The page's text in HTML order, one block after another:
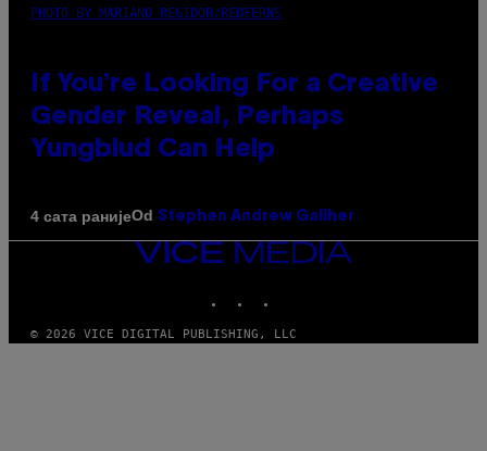
PHOTO BY MARIANO REGIDOR/REDFERNS
If You’re Looking For a Creative
Gender Reveal, Perhaps
Yungblud Can Help
4 сата ранијеOd Stephen Andrew Galiher
VICE
© 2026 VICE DIGITAL PUBLISHING, LLC